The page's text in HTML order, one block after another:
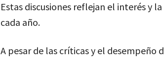
Estas discusiones reflejan el interés y
cada año.
A pesar de las críticas y el desempeño